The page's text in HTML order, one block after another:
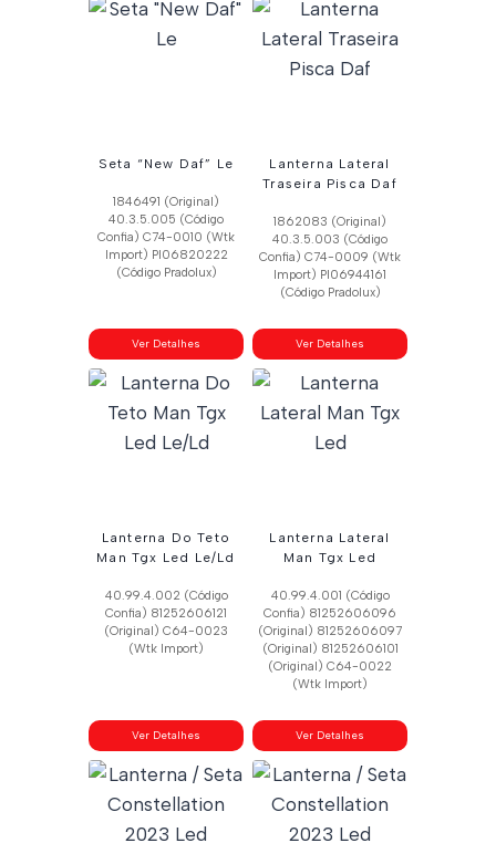
Seta “New Daf” Le
1846491 (Original)
40.3.5.005 (Código
Confia) C74-0010 (Wtk
Import) Pl06820222
(Código Pradolux)
Ver Detalhes
Lanterna Lateral
Traseira Pisca Daf
1862083 (Original)
40.3.5.003 (Código
Confia) C74-0009 (Wtk
Import) Pl06944161
(Código Pradolux)
Ver Detalhes
Lanterna Do Teto
Man Tgx Led Le/Ld
40.99.4.002 (Código
Confia) 81252606121
(Original) C64-0023
(Wtk Import)
Ver Detalhes
Lanterna Lateral
Man Tgx Led
40.99.4.001 (Código
Confia) 81252606096
(Original) 81252606097
(Original) 81252606101
(Original) C64-0022
(Wtk Import)
Ver Detalhes